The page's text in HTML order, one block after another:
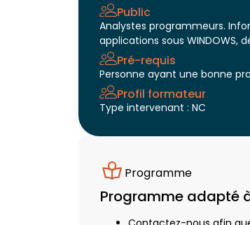
Public
Analystes programmeurs.
applications sous
Pré-requis
Personne ayant une bonne
Profil formateur
Type intervenant : NC
Programme
Programme adapté